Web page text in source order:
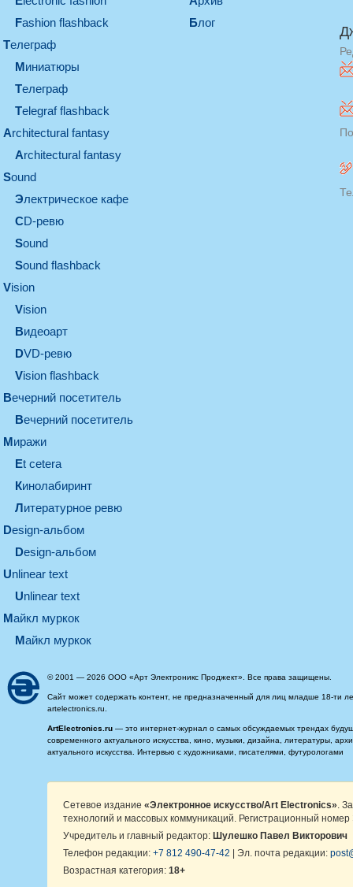
Fashion flashback
телеграф
миниатюры
телеграф
Telegraf flashback
architectural fantasy
architectural fantasy
sound
электрическое кафе
CD-ревю
sound
Sound flashback
vision
vision
видеоарт
DVD-ревю
Vision flashback
вечерний посетитель
вечерний посетитель
миражи
et cetera
кинолабиринт
литературное ревю
design-альбом
design-альбом
unlinear text
Unlinear text
майкл муркок
майкл муркок
Блог
© 2001 — 2026 ООО «Арт Электроникс Проджект». Все права защищены.
Сайт может содержать контент, не предназначенный для лиц младше 18-ти
artelectronics.ru.
ArtElectronics.ru — это интернет-журнал о самых обсуждаемых трендах
современного актуального искусства, кино, музыки, дизайна, литературы,
актуального искусства. Интервью с художниками, писателями, футурологами
Сетевое издание «Электронное искусство/Art Electronics» .
технологий и массовых коммуникаций. Регистрационный
Учредитель и главный редактор: Шулешко Павел Викторович
Телефон редакции: +7 812 490-47-42 | Эл. почта редакции:
Возрастная категория: 18+